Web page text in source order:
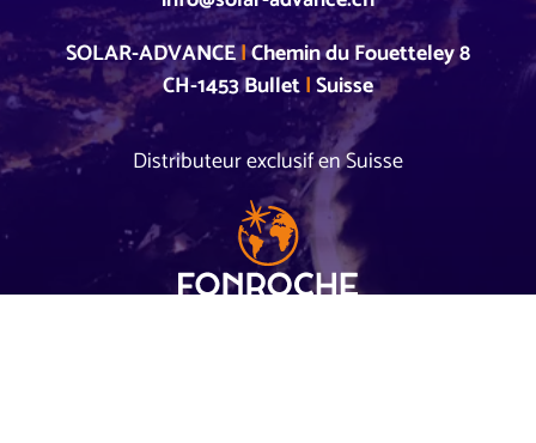
SOLAR-ADVANCE|Chemin du Fouetteley 8
CH-1453 Bullet|Suisse
Distributeur exclusif en Suisse